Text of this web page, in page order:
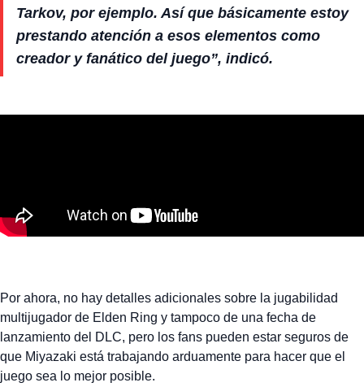
Tarkov, por ejemplo. Así que básicamente estoy
prestando atención a esos elementos como
creador y fanático del juego”, indicó.
Por ahora, no hay detalles adicionales sobre la jugabilidad
multijugador de Elden Ring y tampoco de una fecha de
lanzamiento del DLC, pero los fans pueden estar seguros de
que Miyazaki está trabajando arduamente para hacer que el
juego sea lo mejor posible.